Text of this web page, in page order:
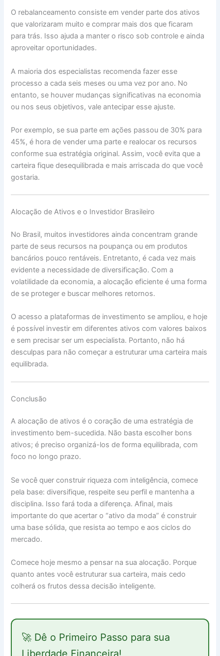
O rebalanceamento consiste em vender parte dos ativos
que valorizaram muito e comprar mais dos que ficaram
para trás. Isso ajuda a manter o risco sob controle e ainda
aproveitar oportunidades.
A maioria dos especialistas recomenda fazer esse
processo a cada seis meses ou uma vez por ano. No
entanto, se houver mudanças significativas na economia
ou nos seus objetivos, vale antecipar esse ajuste.
Por exemplo, se sua parte em ações passou de 30% para
45%, é hora de vender uma parte e realocar os recursos
conforme sua estratégia original. Assim, você evita que a
carteira fique desequilibrada e mais arriscada do que você
gostaria.
Alocação de Ativos e o Investidor Brasileiro
No Brasil, muitos investidores ainda concentram grande
parte de seus recursos na poupança ou em produtos
bancários pouco rentáveis. Entretanto, é cada vez mais
evidente a necessidade de diversificação. Com a
volatilidade da economia, a alocação eficiente é uma forma
de se proteger e buscar melhores retornos.
O acesso a plataformas de investimento se ampliou, e hoje
é possível investir em diferentes ativos com valores baixos
e sem precisar ser um especialista. Portanto, não há
desculpas para não começar a estruturar uma carteira mais
equilibrada.
Conclusão
A alocação de ativos é o coração de uma estratégia de
investimento bem-sucedida. Não basta escolher bons
ativos; é preciso organizá-los de forma equilibrada, com
foco no longo prazo.
Se você quer construir riqueza com inteligência, comece
pela base: diversifique, respeite seu perfil e mantenha a
disciplina. Isso fará toda a diferença. Afinal, mais
importante do que acertar o “ativo da moda” é construir
uma base sólida, que resista ao tempo e aos ciclos do
mercado.
Comece hoje mesmo a pensar na sua alocação. Porque
quanto antes você estruturar sua carteira, mais cedo
colherá os frutos dessa decisão inteligente.
🚀 Dê o Primeiro Passo para sua